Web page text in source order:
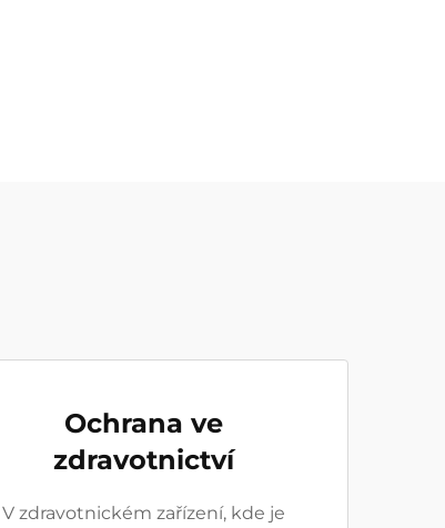
Ochrana ve
zdravotnictví
V zdravotnickém zařízení, kde je